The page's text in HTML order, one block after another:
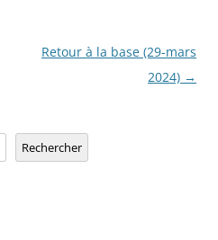
Retour à la base (29-mars
2024) →
Rechercher